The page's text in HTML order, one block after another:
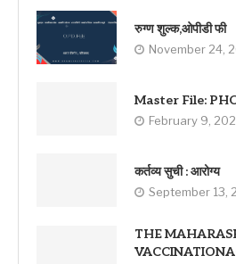
रुग्ण शुल्क,ओपीडी फी
November 24,
Master File:
February 9,
कर्तव्य सुची : आरोग्य
September 13,
THE